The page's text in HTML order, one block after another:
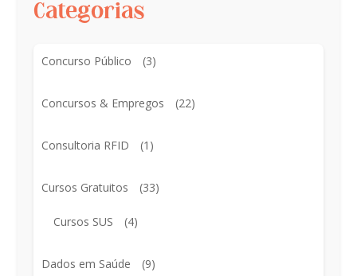
Categorias
Concurso Público (3)
Concursos & Empregos (22)
Consultoria RFID (1)
Cursos Gratuitos (33)
Cursos SUS (4)
Dados em Saúde (9)